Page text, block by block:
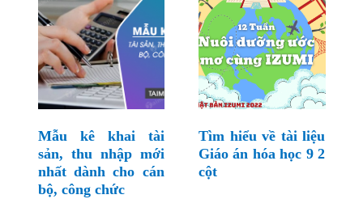
Mẫu kê khai tài
sản, thu nhập mới
nhất dành cho cán
bộ, công chức
Tìm hiểu về tài liệu
Giáo án hóa học 9 2
cột